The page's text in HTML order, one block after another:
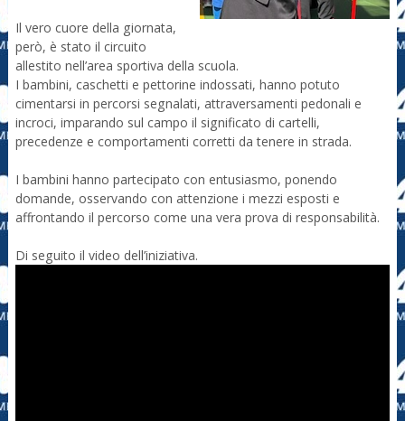
Il vero cuore della giornata,
però, è stato il circuito
allestito nell’area sportiva della scuola.
I bambini, caschetti e pettorine indossati, hanno potuto
cimentarsi in percorsi segnalati, attraversamenti pedonali e
incroci, imparando sul campo il significato di cartelli,
precedenze e comportamenti corretti da tenere in strada.
I bambini hanno partecipato con entusiasmo, ponendo
domande, osservando con attenzione i mezzi esposti e
affrontando il percorso come una vera prova di responsabilità.
Di seguito il video dell’iniziativa.